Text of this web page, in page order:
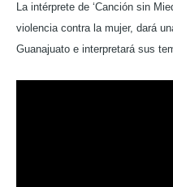
La intérprete de ‘Canción sin
violencia contra la mujer, dará
Guanajuato e interpretará sus